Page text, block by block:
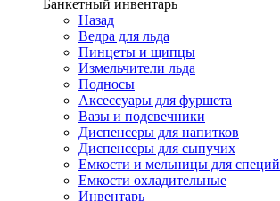
Банкетный инвентарь
Назад
Ведра для льда
Пинцеты и щипцы
Измельчители льда
Подносы
Аксессуары для фуршета
Вазы и подсвечники
Диспенсеры для напитков
Диспенсеры для сыпучих
Емкости и мельницы для специй
Емкости охладительные
Инвентарь